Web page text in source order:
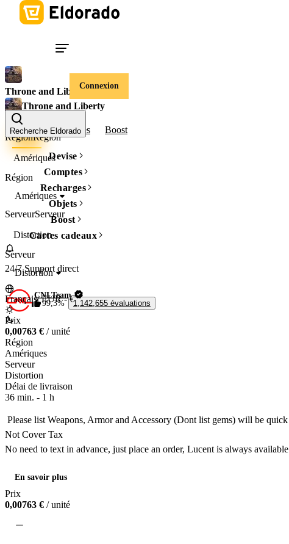
Connexion
Recherche Eldorado
Devise
Comptes
Recharges
Objets
Boost
Cartes cadeaux
24/7 Support direct
Français|EUR - €
Throne and Liberty
Throne and Liberty
Lucent Comptes Boost
RégionRégion
Amériques
Région
Amériques
ServeurServeur
Distortion
Serveur
Distortion
CNLTeam
99,3%
1,142,655 évaluations
Prix
0,00763 € / unité
Région
Amériques
Serveur
Distortion
Délai de livraison
36 min. - 1 h
Please list Weapons, Armor and Accessory (Dont list gems) will be quick
Not Cover Tax
No need to text in advance, just place an order, Lucent is always available
En savoir plus
Prix
0,00763 € / unité